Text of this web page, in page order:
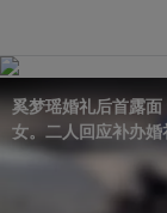
奚梦瑶婚礼后首露
女。二人回应补办